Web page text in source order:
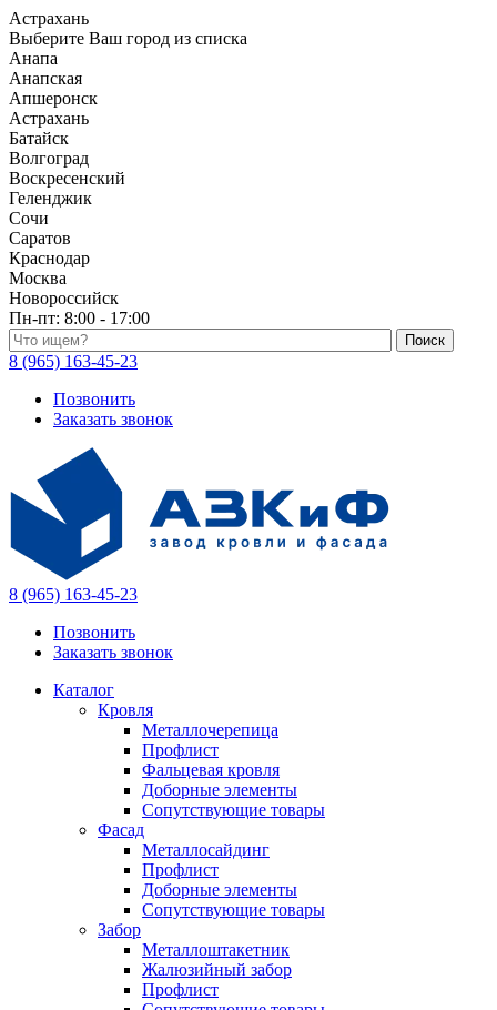
Астрахань
Выберите Ваш город из списка
Анапа
Анапская
Апшеронск
Астрахань
Батайск
Волгоград
Воскресенский
Геленджик
Сочи
Саратов
Краснодар
Москва
Новороссийск
Пн-пт: 8:00 - 17:00
Поиск по каталогу
8 (965) 163-45-23
Позвонить
Заказать звонок
8 (965) 163-45-23
Позвонить
Заказать звонок
Каталог
Кровля
Металлочерепица
Профлист
Фальцевая кровля
Доборные элементы
Сопутствующие товары
Фасад
Металлосайдинг
Профлист
Доборные элементы
Сопутствующие товары
Забор
Металлоштакетник
Жалюзийный забор
Профлист